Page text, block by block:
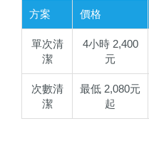
方案 價格
單次清
潔
4小時 2,400
元
次數清
潔
最低 2,080元
起